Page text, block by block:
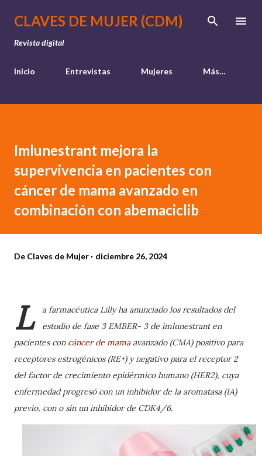
Ir al contenido principal
CLAVES DE MUJER (CDM)
Revista digital
Inicio Entrevistas Mujeres Más…
Imlunestrant mejora la
supervivencia en pacientes con
cáncer de mama avanzado en
combinación con abemaciclib
De Claves de Mujer diciembre 26, 2024
L
a farmacéutica Lilly ha anunciado los resultados del
estudio de fase 3 EMBER- 3 de imlunestrant en
pacientes con cáncer de mamaavanzado (CMA) positivo para
receptores estrogénicos (RE+) y negativo para el receptor 2
del factor de crecimiento epidérmico humano (HER2), cuya
enfermedad progresó con un inhibidor de la aromatasa (IA)
previo, con o sin un inhibidor de CDK4/6.